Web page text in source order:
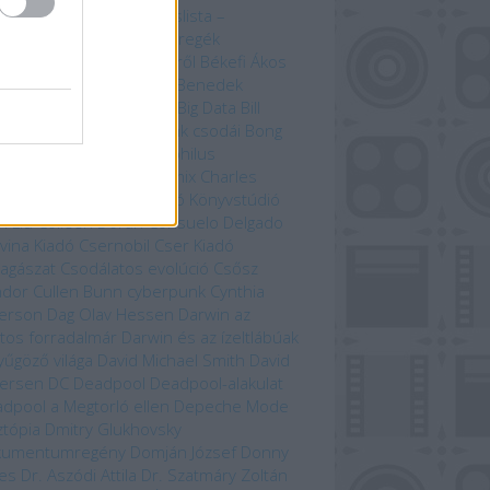
mentén
Bakancslista –
Befejezetlen regék
Békefi Ákos
Tamás
Benedek
Big Data Bill
Bolygónk csodái Bong
Cartaphilus
Chameleon Comix
Charles
Ciceró Könyvstúdió
Liu Colleen Doran Consuelo Delgado
Kiadó
Csernobil
Cser Kiadó
Csodálatos evolúció
Csősz
Cullen Bunn cyberpunk
Cynthia
Dag Olav Hessen Darwin az
forradalmár Darwin és az ízeltlábúak
világa David Michael Smith David
DC Deadpool
Deadpool-alakulat
a Megtorló ellen Depeche Mode
Dmitry Glukhovsky
Domján József Donny
Dr. Aszódi Attila Dr. Szatmáry Zoltán